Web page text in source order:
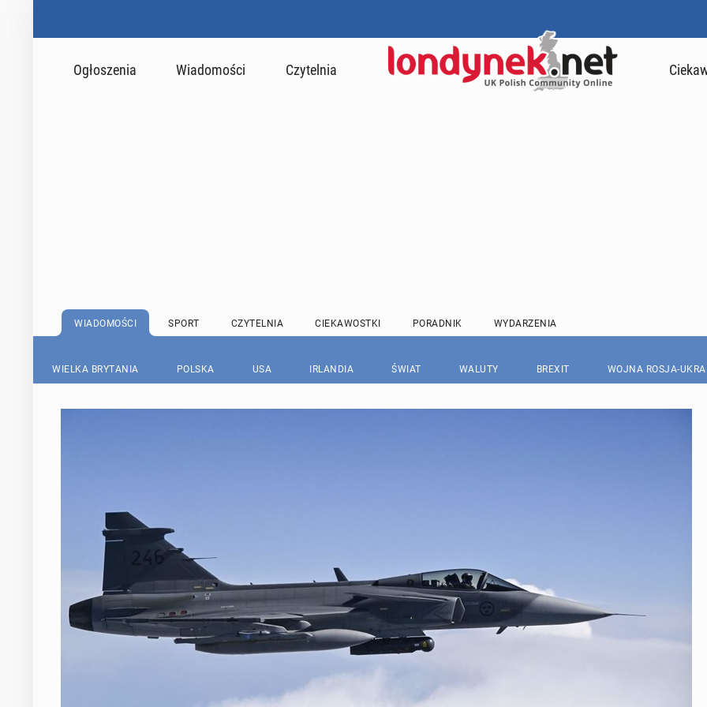
Ogłoszenia Wiadomości Czytelnia
WIADOMOŚCI SPORT CZYTELNIA CIEKAWOSTKI PORADNIK WYDARZENIA
WIELKA BRYTANIA POLSKA USA IRLANDIA ŚWIAT WALUTY BREXIT WOJNA ROSJA-